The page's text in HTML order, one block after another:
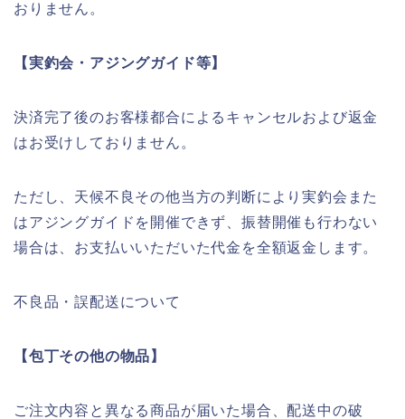
おりません。
【実釣会・アジングガイド等】
決済完了後のお客様都合によるキャンセルおよび返金
はお受けしておりません。
ただし、天候不良その他当方の判断により実釣会また
はアジングガイドを開催できず、振替開催も行わない
場合は、お支払いいただいた代金を全額返金します。
不良品・誤配送について
【包丁その他の物品】
ご注文内容と異なる商品が届いた場合、配送中の破